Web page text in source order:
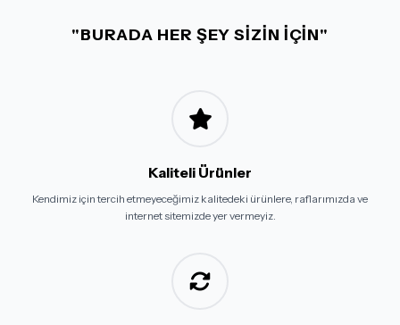
"BURADA HER ŞEY SİZİN İÇİN"
Kaliteli Ürünler
Kendimiz için tercih etmeyeceğimiz kalitedeki ürünlere, raflarımızda ve
internet sitemizde yer vermeyiz.